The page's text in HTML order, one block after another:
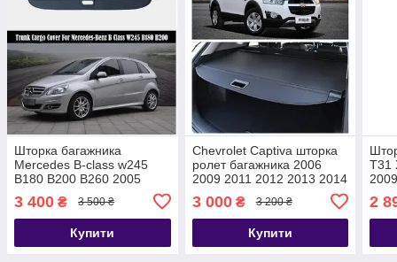
Шторка багажника
Mercedes B-class w245
B180 B200 B260 2005
2006 2007 2008 2009 2010
2011 полка полиця ролет
3 400 ₴ 3 500 ₴
Купити
Chevrolet Captiva шторка
ролет багажника 2006
2009 2011 2012 2013 2014
3 000₴ 3 200 ₴
Купити
T31
2